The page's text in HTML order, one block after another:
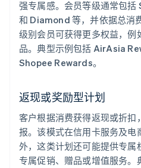
强专属感。会员等级通常包
和 Diamond 等，并依据总消
级别会员可获得更多权益，例
品。典型示例包括 AirAsia
Shopee Rewards。
返现或奖励型计划
客户根据消费获得返现或折扣
报。该模式在信用卡服务及
外，这类计划还可能提供专属
专属促销、赠品或增值服务